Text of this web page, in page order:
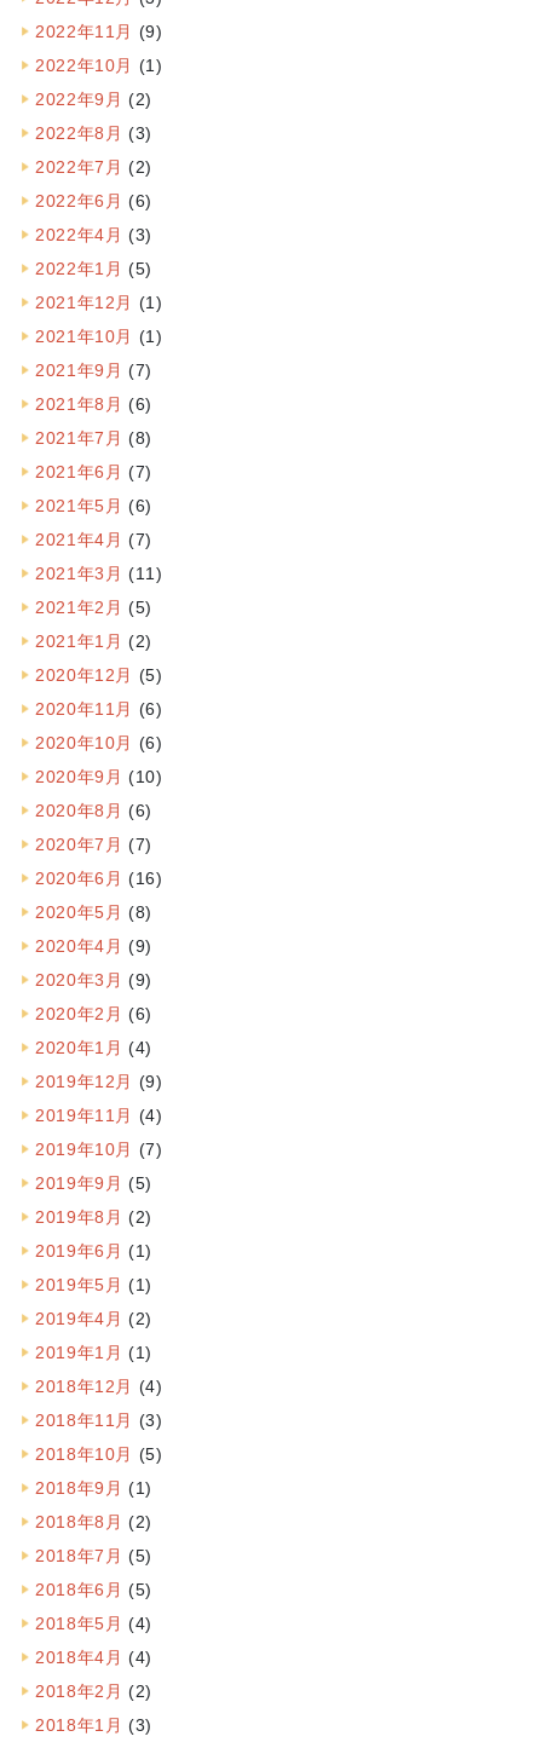
2022年11月 (9)
2022年10月 (1)
2022年9月 (2)
2022年8月 (3)
2022年7月 (2)
2022年6月 (6)
2022年4月 (3)
2022年1月 (5)
2021年12月 (1)
2021年10月 (1)
2021年9月 (7)
2021年8月 (6)
2021年7月 (8)
2021年6月 (7)
2021年5月 (6)
2021年4月 (7)
2021年3月 (11)
2021年2月 (5)
2021年1月 (2)
2020年12月 (5)
2020年11月 (6)
2020年10月 (6)
2020年9月 (10)
2020年8月 (6)
2020年7月 (7)
2020年6月 (16)
2020年5月 (8)
2020年4月 (9)
2020年3月 (9)
2020年2月 (6)
2020年1月 (4)
2019年12月 (9)
2019年11月 (4)
2019年10月 (7)
2019年9月 (5)
2019年8月 (2)
2019年6月 (1)
2019年5月 (1)
2019年4月 (2)
2019年1月 (1)
2018年12月 (4)
2018年11月 (3)
2018年10月 (5)
2018年9月 (1)
2018年8月 (2)
2018年7月 (5)
2018年6月 (5)
2018年5月 (4)
2018年4月 (4)
2018年2月 (2)
2018年1月 (3)